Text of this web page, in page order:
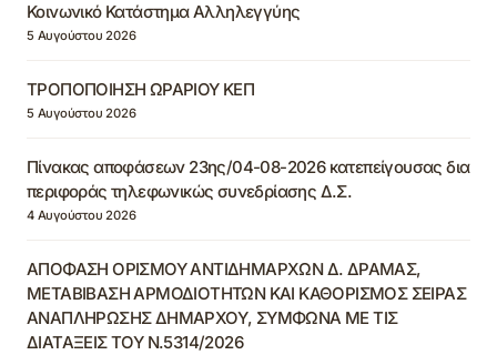
Κοινωνικό Κατάστημα Αλληλεγγύης
5 Αυγούστου 2026
ΤΡΟΠΟΠΟΙΗΣΗ ΩΡΑΡΙΟΥ ΚΕΠ
5 Αυγούστου 2026
Πίνακας αποφάσεων 23ης/04-08-2026 κατεπείγουσας δια
περιφοράς τηλεφωνικώς συνεδρίασης Δ.Σ.
4 Αυγούστου 2026
ΑΠΟΦΑΣΗ ΟΡΙΣΜΟΥ ΑΝΤΙΔΗΜΑΡΧΩΝ Δ. ΔΡΑΜΑΣ,
ΜΕΤΑΒΙΒΑΣΗ ΑΡΜΟΔΙΟΤΗΤΩΝ ΚΑΙ ΚΑΘΟΡΙΣΜΟΣ ΣΕΙΡΑΣ
ΑΝΑΠΛΗΡΩΣΗΣ ΔΗΜΑΡΧΟΥ, ΣΥΜΦΩΝΑ ΜΕ ΤΙΣ
ΔΙΑΤΑΞΕΙΣ ΤΟΥ Ν.5314/2026